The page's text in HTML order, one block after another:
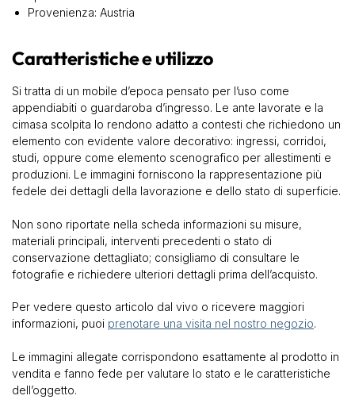
Provenienza: Austria
Caratteristiche e utilizzo
Si tratta di un mobile d’epoca pensato per l’uso come
appendiabiti o guardaroba d’ingresso. Le ante lavorate e la
cimasa scolpita lo rendono adatto a contesti che richiedono un
elemento con evidente valore decorativo: ingressi, corridoi,
studi, oppure come elemento scenografico per allestimenti e
produzioni. Le immagini forniscono la rappresentazione più
fedele dei dettagli della lavorazione e dello stato di superficie.
Non sono riportate nella scheda informazioni su misure,
materiali principali, interventi precedenti o stato di
conservazione dettagliato; consigliamo di consultare le
fotografie e richiedere ulteriori dettagli prima dell’acquisto.
Per vedere questo articolo dal vivo o ricevere maggiori
informazioni, puoi prenotare una visita nel nostro negozio.
Le immagini allegate corrispondono esattamente al prodotto in
vendita e fanno fede per valutare lo stato e le caratteristiche
dell’oggetto.